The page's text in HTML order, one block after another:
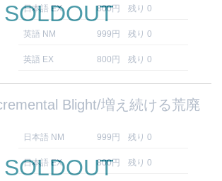
日本語 EX 800円 残り 0
英語 NM 999円 残り 0
英語 EX 800円 残り 0
SOLDOUT
Blight/増え続ける荒廃
日本語 NM 999円 残り 0
日本語 EX 800円 残り 0
SOLDOUT